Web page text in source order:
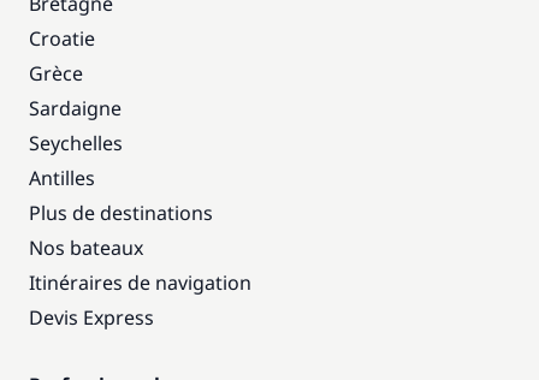
Croatie
Grèce
Sardaigne
Seychelles
Antilles
Plus de destinations
Nos bateaux
Itinéraires de navigation
Devis Express